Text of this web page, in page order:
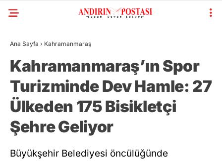
Ana Sayfa › Kahramanmaraş
Kahramanmaraş’ın Spor
Turizminde Dev Hamle: 27
Ülkeden 175 Bisikletçi
Şehre Geliyor
Büyükşehir Belediyesi öncülüğünde